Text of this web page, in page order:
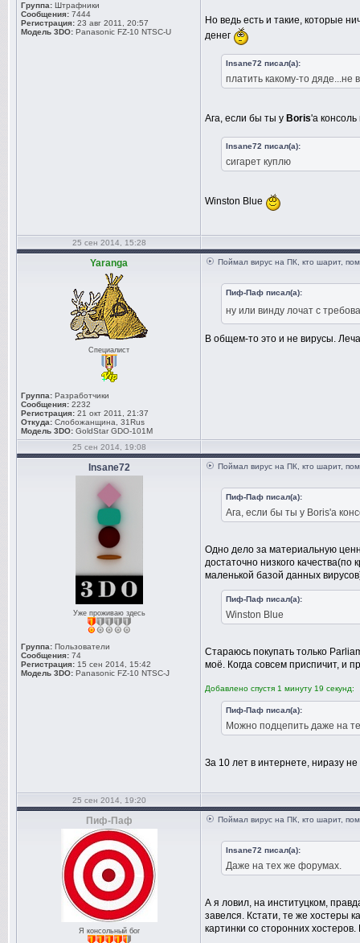
Группа: Штрафники
Сообщения: 7444
Регистрация: 23 авг 2011, 20:57
Модель 3DO: Panasonic FZ-10 NTSC-U
Но ведь есть и такие, которые
денег
Insane72 писал(а):
платить какому-то дяде...не
Ага, если бы ты у Boris'а
Insane72 писал(а):
сигарет куплю
Winston Blue
25 сен 2014, 15:28
Yaranga
Специалист
Группа: Разработчики
Сообщения: 2232
Регистрация: 21 окт 2011, 21:37
Откуда: Слобожанщина, 31Rus
Модель 3DO: GoldStar GDO-101M
Поймал вирус на ПК, кто шарит,
Пиф-Паф писал(а):
ну или винду лочат с
В общем-то это и не вирусы.
25 сен 2014, 19:08
Insane72
Уже проживаю здесь
Группа: Пользователи
Сообщения: 74
Регистрация: 15 сен 2014, 15:42
Модель 3DO: Panasonic FZ-10 NTSC-J
Поймал вирус на ПК, кто шарит,
Пиф-Паф писал(а):
Ага, если бы ты у Boris'а
Одно дело за материальную
достаточно низкого
маленькой базой данных
Пиф-Паф писал(а):
Winston Blue
Стараюсь покупать только
моё. Когда совсем приспичит, и
Добавлено спустя 1 минуту 19 секунд:
Пиф-Паф писал(а):
Можно подцепить даже на
За 10 лет в интернете, ниразу
25 сен 2014, 19:20
Пиф-Паф
Я консольный бог
Поймал вирус на ПК, кто шарит,
Insane72 писал(а):
Даже на тех же форумах.
А я ловил, на институцком,
завелся. Кстати, те же хостеры
картинки со сторонних